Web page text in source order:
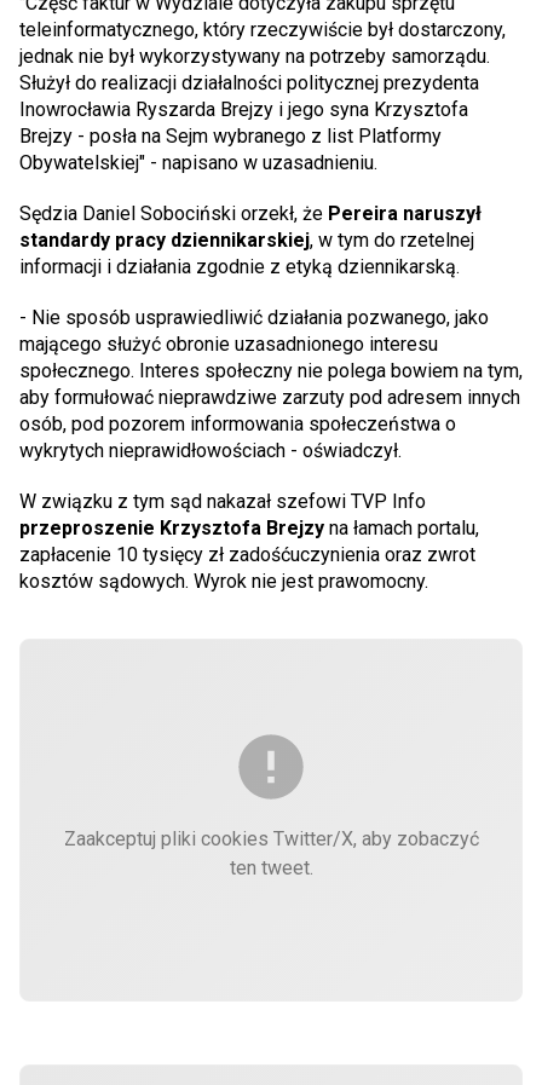
teleinformatycznego, który rzeczywiście był dostarczony,
jednak nie był wykorzystywany na potrzeby samorządu.
Służył do realizacji działalności politycznej prezydenta
Inowrocławia Ryszarda Brejzy i jego syna Krzysztofa
Brejzy - posła na Sejm wybranego z list Platformy
Obywatelskiej" - napisano w uzasadnieniu.
Sędzia Daniel Sobociński orzekł, że Pereira naruszył
standardy pracy dziennikarskiej, w tym do rzetelnej
informacji i działania zgodnie z etyką dziennikarską.
- Nie sposób usprawiedliwić działania pozwanego, jako
mającego służyć obronie uzasadnionego interesu
społecznego. Interes społeczny nie polega bowiem na tym,
aby formułować nieprawdziwe zarzuty pod adresem innych
osób, pod pozorem informowania społeczeństwa o
wykrytych nieprawidłowościach - oświadczył.
W związku z tym sąd nakazał szefowi TVP Info
przeproszenie Krzysztofa Brejzy na łamach portalu,
zapłacenie 10 tysięcy zł zadośćuczynienia oraz zwrot
kosztów sądowych. Wyrok nie jest prawomocny.
Zaakceptuj pliki cookies Twitter/X, aby zobaczyć
ten tweet.